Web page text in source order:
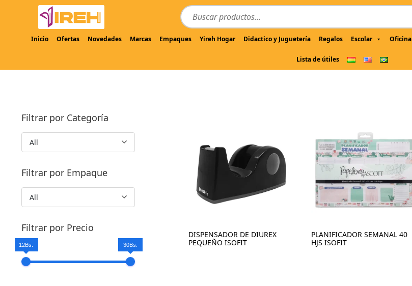
Inicio Ofertas Novedades Marcas Empaques Yireh Hogar Didactico y Juguetería Regalos Escolar Oficina
Lista de útiles
Filtrar por Categoría
All
Filtrar por Empaque
All
Filtrar por Precio
12Bs. 30Bs.
DISPENSADOR DE DIUREX
PEQUEÑO ISOFIT
PLANIFICADOR SEMANAL 40
HJS ISOFIT